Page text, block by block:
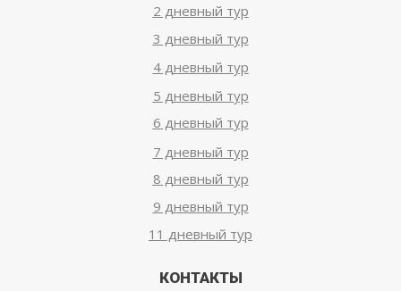
2 дневный тур
3 дневный тур
4 дневный тур
5 дневный тур
6 дневный тур
7 дневный тур
8 дневный тур
9 дневный тур
11 дневный тур
КОНТАКТЫ